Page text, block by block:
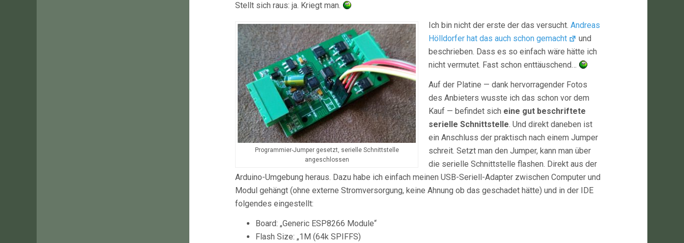
Stellt sich raus: ja. Kriegt man.
Programmier-Jumper gesetzt, serielle Schnittstelle
angeschlossen
Ich bin nicht der erste der das versucht. Andreas
Hölldorfer hat das auch schon gemacht
und
beschrieben. Dass es so einfach wäre hätte ich
nicht vermutet. Fast schon enttäuschend…
Auf der Platine — dank hervorragender Fotos
des Anbieters wusste ich das schon vor dem
Kauf — befindet sich eine gut beschriftete
serielle Schnittstelle. Und direkt daneben ist
ein Anschluss der praktisch nach einem Jumper
schreit. Setzt man den Jumper, kann man über
die serielle Schnittstelle flashen. Direkt aus der
Arduino-Umgebung heraus. Dazu habe ich einfach meinen USB-Seriell-Adapter zwischen Computer und
Modul gehängt (ohne externe Stromversorgung, keine Ahnung ob das geschadet hätte) und in der IDE
folgendes eingestellt:
Board: „Generic ESP8266 Module“
Flash Size: „1M (64k SPIFFS)